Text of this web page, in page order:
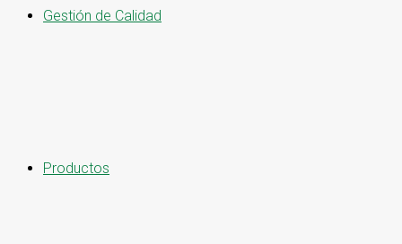
Gestión de Calidad
Productos